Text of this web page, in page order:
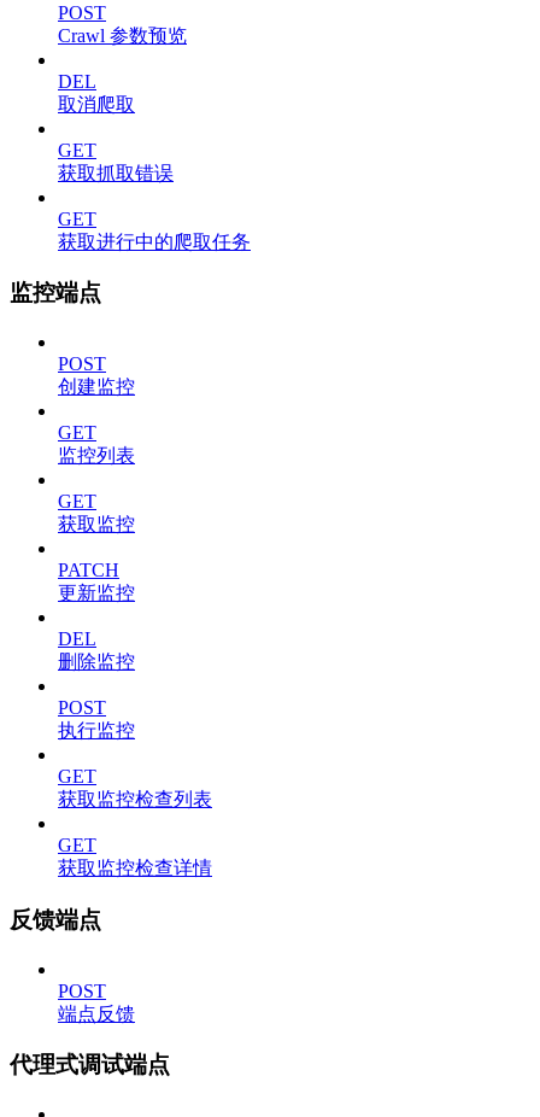
POST
Crawl 参数预览
DEL
取消爬取
GET
获取抓取错误
GET
获取进行中的爬取任务
监控端点
POST
创建监控
GET
监控列表
GET
获取监控
PATCH
更新监控
DEL
删除监控
POST
执行监控
GET
获取监控检查列表
GET
获取监控检查详情
反馈端点
POST
端点反馈
代理式调试端点